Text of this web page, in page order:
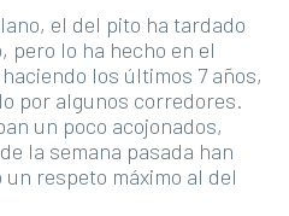
el del pito ha tardado
pero lo ha hecho en el
los últimos 7 años,
por algunos corredores.
un poco acojonados,
la semana pasada han
respeto máximo al del